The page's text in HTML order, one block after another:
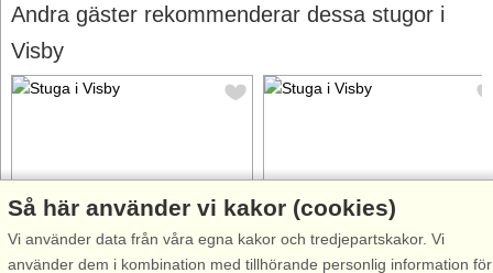
Andra gäster rekommenderar dessa stugor i
Visby
Stugnr: 54446
Visby
Stugnr: 60996
Visby
Så här använder vi kakor (cookies)
Vi använder data från våra egna kakor och tredjepartskakor. Vi
använder dem i kombination med tillhörande personlig information för